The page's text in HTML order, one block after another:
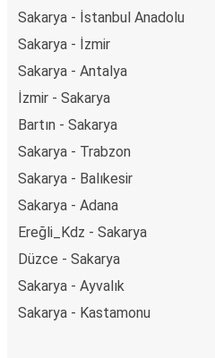
Sakarya - İstanbul Anadolu
Sakarya - İzmir
Sakarya - Antalya
İzmir - Sakarya
Bartın - Sakarya
Sakarya - Trabzon
Sakarya - Balıkesir
Sakarya - Adana
Ereğli_Kdz - Sakarya
Düzce - Sakarya
Sakarya - Ayvalık
Sakarya - Kastamonu